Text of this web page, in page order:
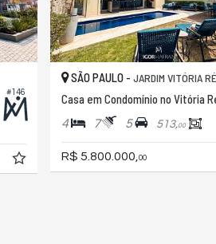
#146
SÃO PAULO - JARDIM VITÓRIA
Casa em Condomínio no Vitória
4 7 5 513,00
R$ 5.800.000, 00